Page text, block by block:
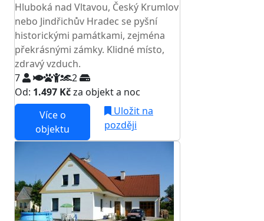
Hluboká nad Vltavou, Český Krumlov
nebo Jindřichův Hradec se pyšní
historickými památkami, zejména
překrásnými zámky. Klidné místo,
zdravý vzduch.
7
2
Od: 1.497 Kčza objekt a noc
Více o
objektu
Uložit na
později